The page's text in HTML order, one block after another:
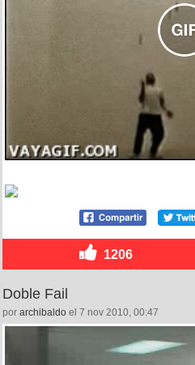
1206
Doble Fail
por archibaldo el 7 nov 2010, 00:47